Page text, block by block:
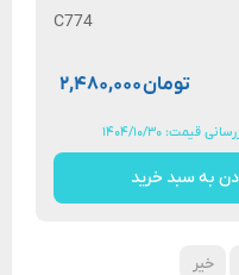
C774
۲,۴۸۰,۰۰۰تومان
قیمت: ۱۴۰۴/۱۰/۳۰
به سبد خرید
خیر